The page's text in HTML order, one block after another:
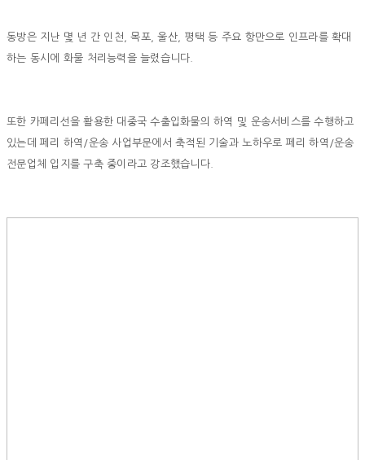
동방은 지난 몇 년 간 인천, 목포, 울산, 평택 등 주요 항만으로 인프라를 확대
하는 동시에 화물 처리능력을 늘렸습니다.
또한 카페리선을 활용한 대중국 수출입화물의 하역 및 운송서비스를 수행하고
있는데 페리 하역/운송 사업부문에서 축적된 기술과 노하우로 페리 하역/운송
전문업체 입지를 구축 중이라고 강조했습니다.